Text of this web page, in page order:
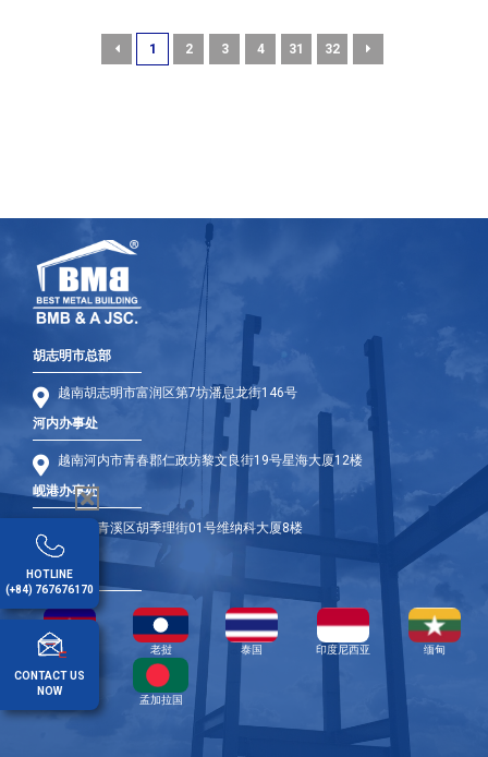
1 2 3 4 31 32
胡志明市总部
越南胡志明市富润区第7坊潘息龙街146号
河内办事处
越南河内市青春郡仁政坊黎文良街19号星海大厦12楼
岘港办事处
岘港市青溪区胡季理街01号维纳科大厦8楼
海外办事处
柬埔寨 老挝 泰国 印度尼西亚 缅甸
孟加拉国
HOTLINE
(+84) 767676170
CONTACT US
NOW